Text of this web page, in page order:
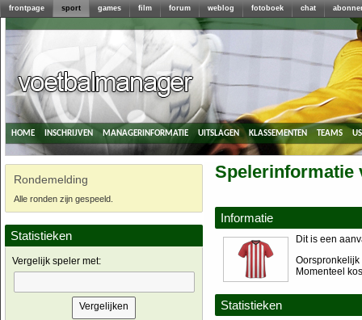
frontpage sport games film forum weblog fotoboek chat
home inschrijven managerinformatie uitslagen klassementen teams
Rondemelding
Alle ronden zijn gespeeld.
Statistieken
Vergelijk speler met:
Spelerinformatie
Informatie
Dit is een
Oorspronkelijk
Momenteel
Statistieken